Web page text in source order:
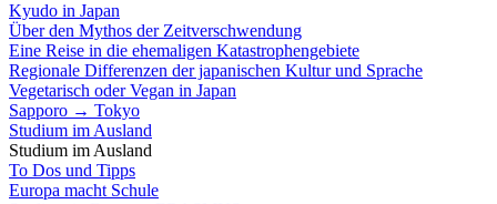
Kyudo in Japan
Über den Mythos der Zeitverschwendung
Eine Reise in die ehemaligen Katastrophengebiete
Regionale Differenzen der japanischen Kultur und Sprache
Vegetarisch oder Vegan in Japan
Sapporo → Tokyo
Studium im Ausland
Studium im Ausland
To Dos und Tipps
Europa macht Schule